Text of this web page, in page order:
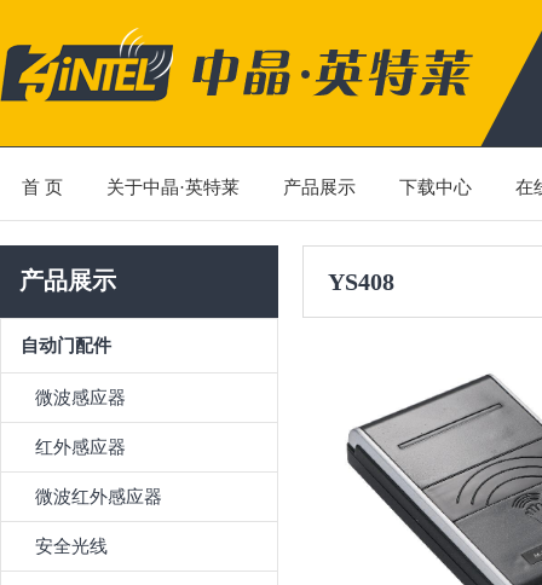
首 页 关于中晶·英特莱 产品展示 下载中心 在
产品展示
自动门配件
微波感应器
红外感应器
微波红外感应器
安全光线
YS408